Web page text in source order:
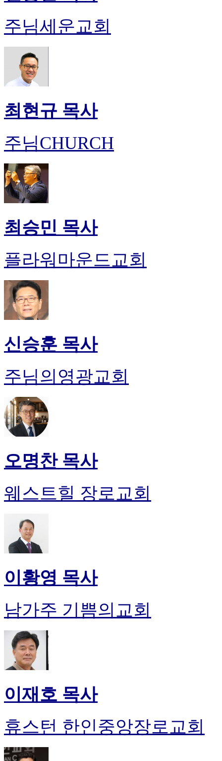
주님세운교회
최현규 목사
주님CHURCH
최승민 목사
플라워마운드교회
신승훈 목사
주님의영광교회
오명찬 목사
웨스트힐 장로교회
이황영 목사
남가주 기쁨의교회
이재호 목사
휴스턴 한인중앙장로교회